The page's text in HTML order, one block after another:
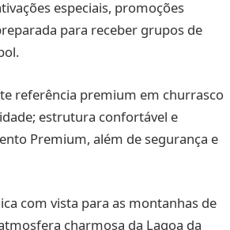
especiais, promoções
para receber grupos de
referência premium em churrasco
estrutura confortável e
Premium, além de segurança e
com vista para as montanhas de
charmosa da Lagoa da